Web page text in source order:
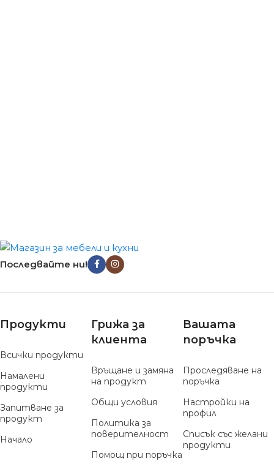
Последвайте ни!
Продукти
Всички продукти
Намалени
продукти
Запитване за
продукт
Начало
Грижа за
клиента
Връщане и замяна
на продукт
Общи условия
Политика за
поверителност
Помощ при поръчка
Вашата
поръчка
Проследяване на
поръчка
Настройки на
профил
Списък със желани
продукти